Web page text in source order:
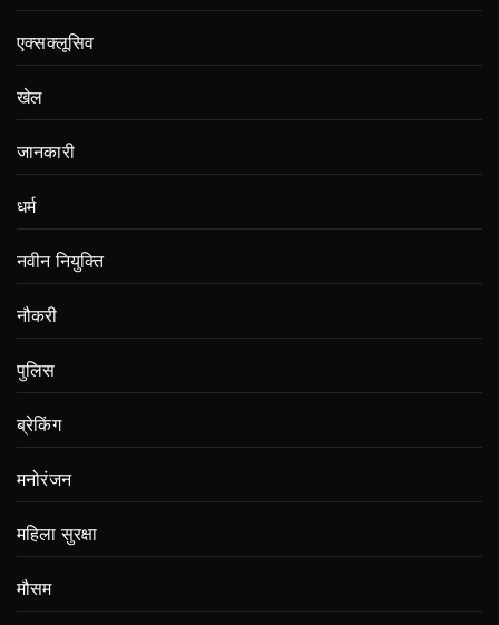
एक्सक्लूसिव
खेल
जानकारी
धर्म
नवीन नियुक्ति
नौकरी
पुलिस
ब्रेकिंग
मनोरंजन
महिला सुरक्षा
मौसम